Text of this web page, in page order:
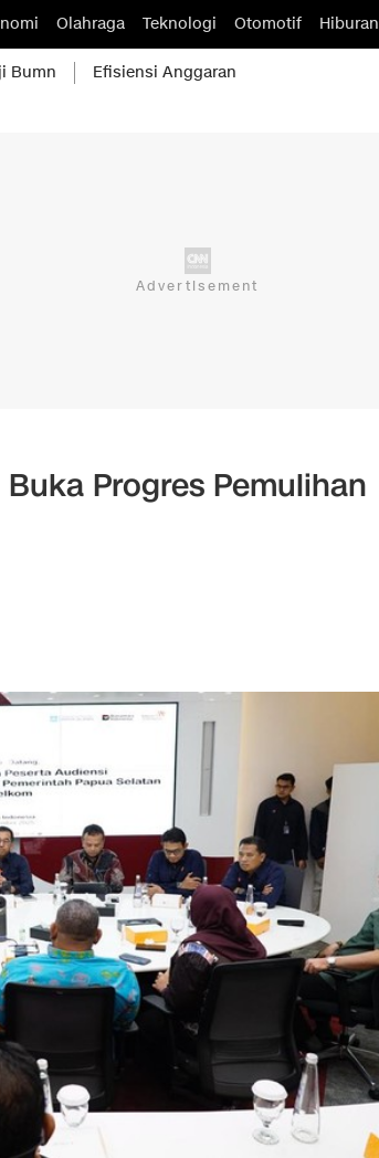
Olahraga Teknologi Otomotif Hiburan
Bumn Efisiensi Anggaran
Progres Pemulihan